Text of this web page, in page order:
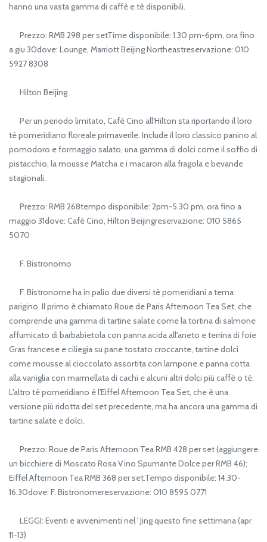
hanno una vasta gamma di caffè e tè disponibili.
Prezzo: RMB 298 per setTime disponibile: 1.30 pm-6pm, ora fino
a giu 30dove: Lounge, Marriott Beijing Northeastreservazione: 010
5927 8308
Hilton Beijing
Per un periodo limitato, Café Cino all'Hilton sta riportando il loro
tè pomeridiano floreale primaverile. Include il loro classico panino al
pomodoro e formaggio salato, una gamma di dolci come il soffio di
pistacchio, la mousse Matcha e i macaron alla fragola e bevande
stagionali.
Prezzo: RMB 268tempo disponibile: 2pm-5.30 pm, ora fino a
maggio 31dove: Café Cino, Hilton Beijingreservazione: 010 5865
5070
F. Bistronomo
F. Bistronome ha in palio due diversi tè pomeridiani a tema
parigino. Il primo è chiamato Roue de Paris Afternoon Tea Set, che
comprende una gamma di tartine salate come la tortina di salmone
affumicato di barbabietola con panna acida all'aneto e terrina di foie
Gras francese e ciliegia su pane tostato croccante, tartine dolci
come mousse al cioccolato assortita con lampone e panna cotta
alla vaniglia con marmellata di cachi e alcuni altri dolci più caffè o tè.
L'altro tè pomeridiano è l'Eiffel Afternoon Tea Set, che è una
versione più ridotta del set precedente, ma ha ancora una gamma di
tartine salate e dolci.
Prezzo: Roue de Paris Afternoon Tea RMB 428 per set (aggiungere
un bicchiere di Moscato Rosa Vino Spumante Dolce per RMB 46);
Eiffel Afternoon Tea RMB 368 per set.Tempo disponibile: 14.30-
16.30dove: F. Bistronomereservazione: 010 8595 0771
LEGGI: Eventi e avvenimenti nel ' Jing questo fine settimana (apr
11-13)